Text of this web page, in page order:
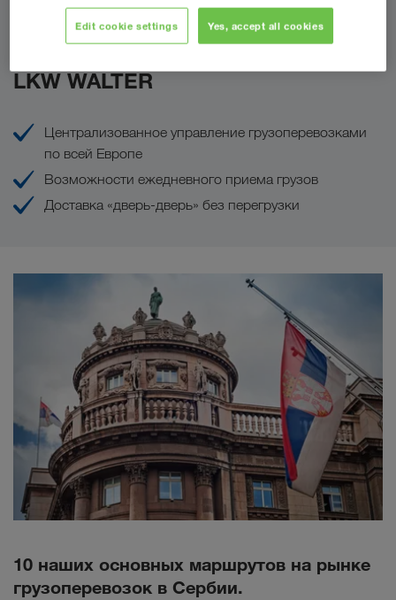
LKW WALTER
Централизованное управление грузоперевозками
по всей Европе
Возможности ежедневного приема грузов
Доставка «дверь-дверь» без перегрузки
10 наших основных маршрутов на рынке
грузоперевозок в Сербии.
Edit cookie settings Yes, accept all cookies